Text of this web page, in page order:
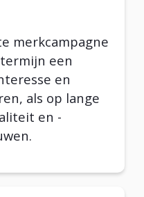
merkcampagne
een
en
als op lange
en -